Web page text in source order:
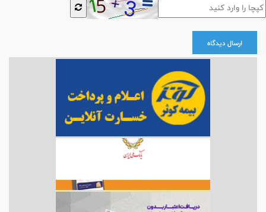
ارسال دیدگاه